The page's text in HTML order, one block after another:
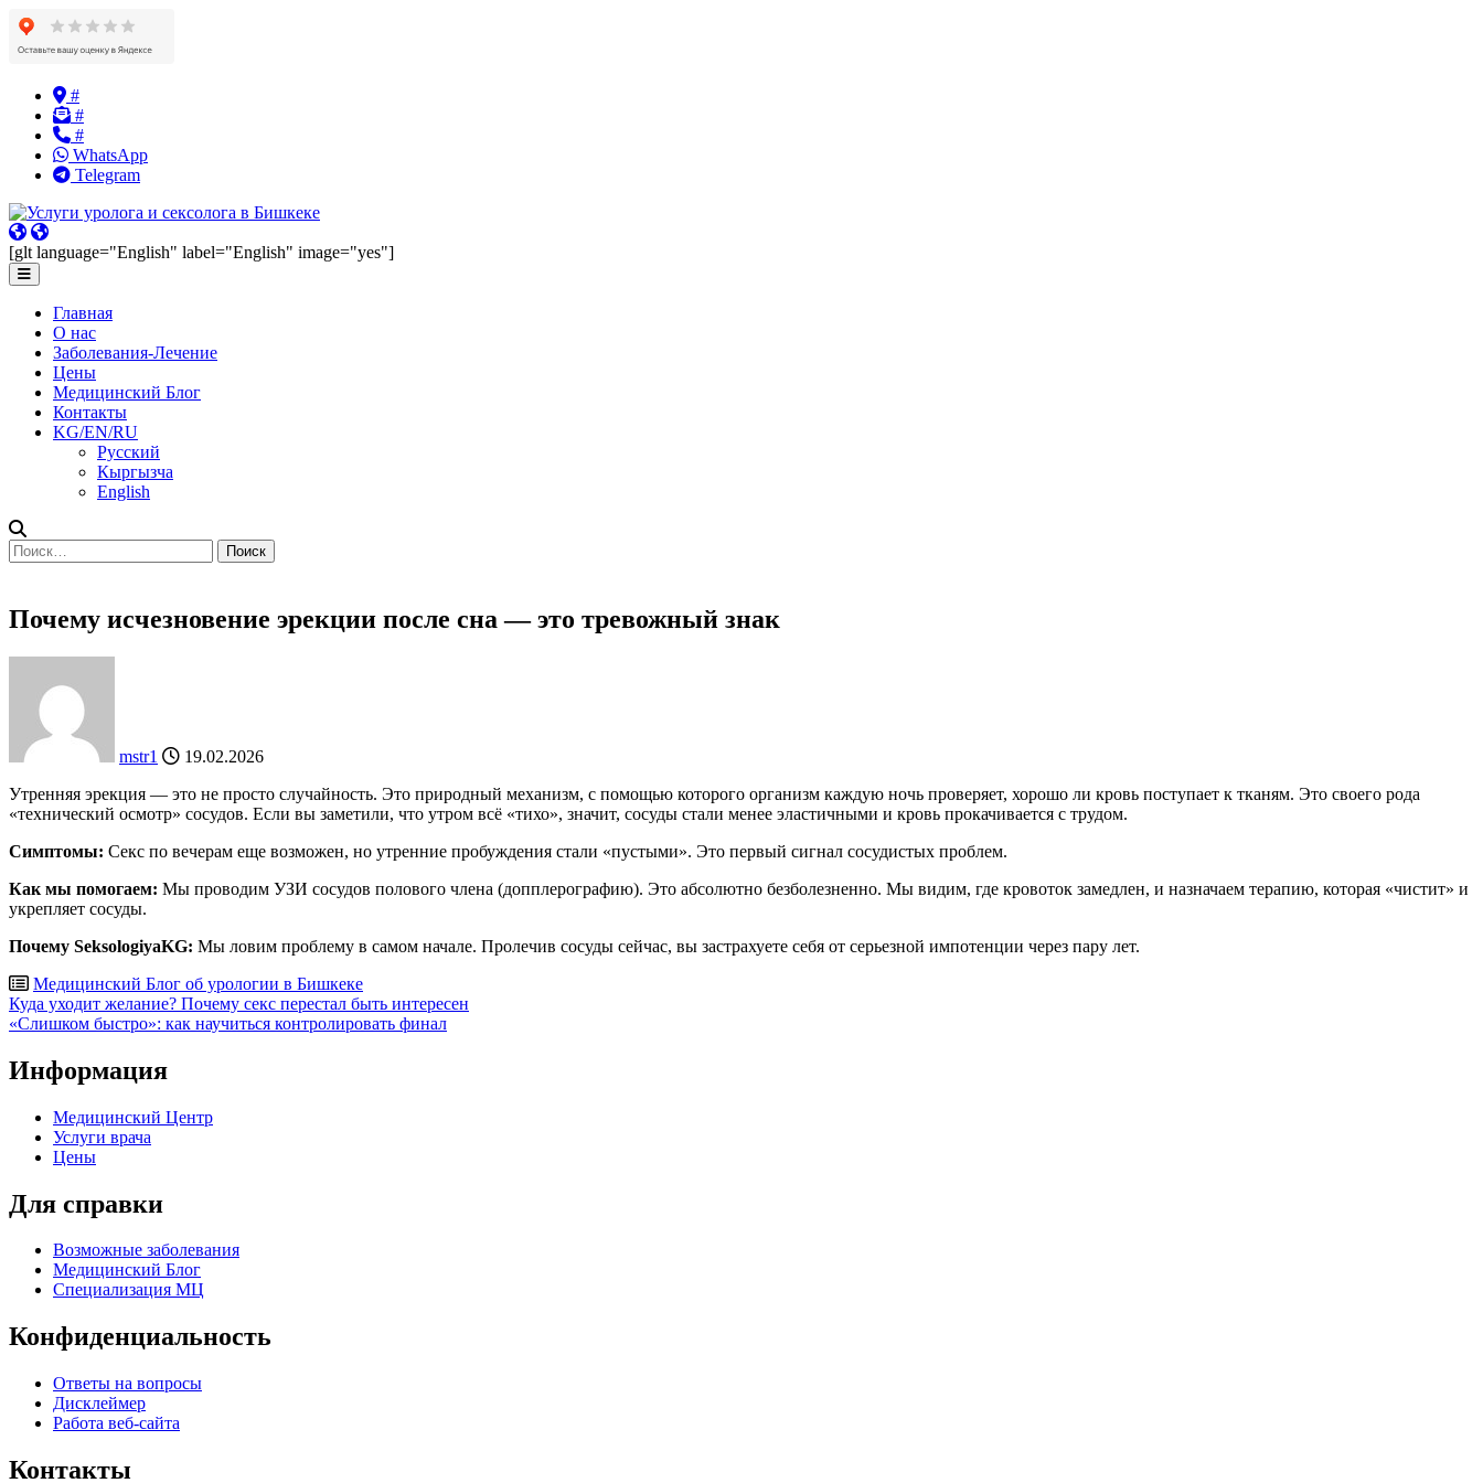
Skip
content
#
#
#
WhatsApp
Telegram
[glt language="English" label="English" image="yes"]
Главная
О нас
Заболевания-Лечение
Цены
Медицинский Блог
Контакты
KG/EN/RU
Русский
Кыргызча
English
Найти:
Почему исчезновение эрекции после сна — это тревожный знак
mstr1
19.02.2026
Утренняя эрекция — это не просто случайность. Это природный механизм, с помощью которого организм каждую ночь проверяет, хорошо ли кровь поступает к тканям. Это своего рода
«технический осмотр» сосудов. Если вы заметили, что утром всё «тихо», значит, сосуды стали менее эластичными и кровь прокачивается с трудом.
Симптомы: Секс по вечерам еще возможен, но утренние пробуждения стали «пустыми». Это первый сигнал сосудистых проблем.
Как мы помогаем: Мы проводим УЗИ сосудов полового члена (допплерографию). Это абсолютно безболезненно. Мы видим, где кровоток замедлен, и назначаем терапию, которая «чистит» и
укрепляет сосуды.
Почему SeksologiyaKG: Мы ловим проблему в самом начале. Пролечив сосуды сейчас, вы застрахуете себя от серьезной импотенции через пару лет.
Медицинский Блог об урологии в Бишкеке
Post
navigation
Куда уходит желание? Почему секс перестал быть интересен
«Слишком быстро»: как научиться контролировать финал
Информация
Медицинский Центр
Услуги врача
Цены
Для справки
Возможные заболевания
Медицинский Блог
Специализация МЦ
Конфиденциальность
Ответы на вопросы
Дисклеймер
Работа веб-сайта
Контакты